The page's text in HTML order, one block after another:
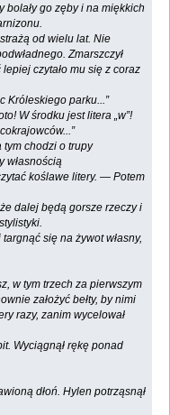
bolały go zęby i na miękkich
od wielu lat. Nie
Zmarszczył
czytało mu się z coraz
Króleskiego parku...”
W środku jest litera „w”!
tym chodzi o trupy
własnością
koślawe litery. — Potem
dalej będą gorsze rzeczy i
się na żywot własny,
w tym trzech za pierwszym
założyć bełty, by nimi
razy, zanim wycelował
Wyciągnął rękę ponad
dłoń. Hylen potrząsnął